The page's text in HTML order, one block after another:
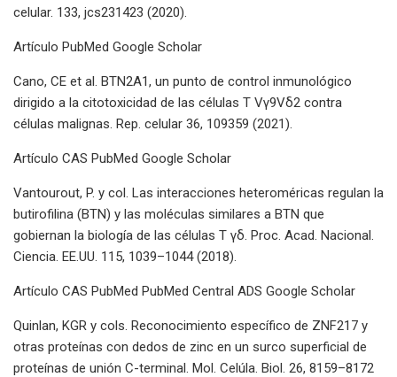
celular. 133, jcs231423 (2020).
Artículo PubMed Google Scholar
Cano, CE et al. BTN2A1, un punto de control inmunológico
dirigido a la citotoxicidad de las células T Vγ9Vδ2 contra
células malignas. Rep. celular 36, 109359 (2021).
Artículo CAS PubMed Google Scholar
Vantourout, P. y col. Las interacciones heteroméricas regulan la
butirofilina (BTN) y las moléculas similares a BTN que
gobiernan la biología de las células T γδ. Proc. Acad. Nacional.
Ciencia. EE.UU. 115, 1039–1044 (2018).
Artículo CAS PubMed PubMed Central ADS Google Scholar
Quinlan, KGR y cols. Reconocimiento específico de ZNF217 y
otras proteínas con dedos de zinc en un surco superficial de
proteínas de unión C-terminal. Mol. Celúla. Biol. 26, 8159–8172